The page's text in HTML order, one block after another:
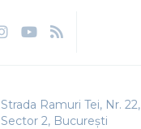
Strada Ramuri Tei, Nr. 22,
Sector 2, București